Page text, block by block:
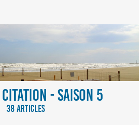
- SAISON 5
38 ARTICLES